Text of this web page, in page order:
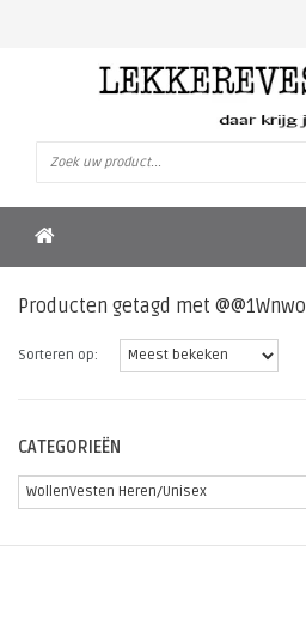
Producten getagd met @@1Wnwo
Sorteren op:
CATEGORIEËN